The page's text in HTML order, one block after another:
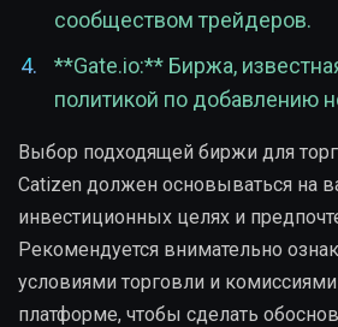
сообществом трейдеров.
**Gate.io:** Биржа,
политикой по добавлению
Выбор подходящей биржи для
Catizen должен основываться на
инвестиционных целях и
Рекомендуется внимательно
условиями торговли и
платформе, чтобы сделать